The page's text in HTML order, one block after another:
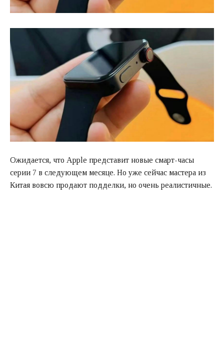
Ожидается, что Apple представит новые смарт-часы
серии 7 в следующем месяце. Но уже сейчас мастера из
Китая вовсю продают подделки, но очень реалистичные.